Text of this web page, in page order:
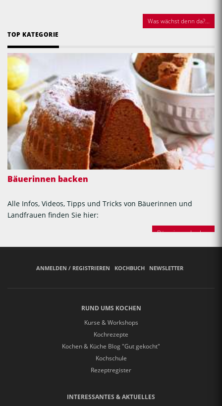
Was wächst denn da?...
TOP KATEGORIE
Bäuerinnen backen
Alle Infos, Videos, Tipps und Tricks von Bäuerinnen und
Landfrauen finden Sie hier:
Bäuerinnen backen
ANMELDEN / REGISTRIEREN KOCHBUCH NEWSLETTER
RUND UMS KOCHEN
Kurse & Workshops
Kochrezepte
Kochen & Küche Blog "Gut gekocht"
Kochschule
Rezeptregister
INTERESSANTES & AKTUELLES